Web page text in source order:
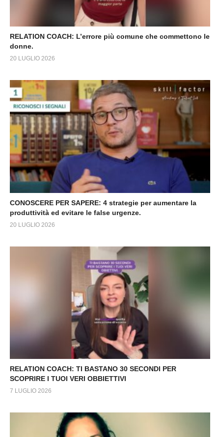
RELATION COACH: L’errore più comune che commettono le
donne.
20 LUGLIO 2026
CONOSCERE PER SAPERE: 4 strategie per aumentare la
produttività ed evitare le false urgenze.
20 LUGLIO 2026
RELATION COACH: TI BASTANO 30 SECONDI PER
SCOPRIRE I TUOI VERI OBBIETTIVI
7 LUGLIO 2026